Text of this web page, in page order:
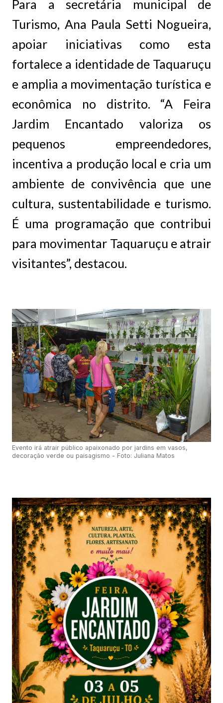
Para a secretária municipal de
Turismo, Ana Paula Setti Nogueira,
apoiar iniciativas como esta
fortalece a identidade de Taquaruçu
e amplia a movimentação turística e
econômica no distrito. “A Feira
Jardim Encantado valoriza os
pequenos empreendedores,
incentiva a produção local e cria um
ambiente de convivência que une
cultura, sustentabilidade e turismo.
É uma programação que contribui
para movimentar Taquaruçu e atrair
visitantes”, destacou.
Evento irá atrair público apaixonado por jardins em vasos,
decoração verde ou paisagismo - Foto: Juliana Matos